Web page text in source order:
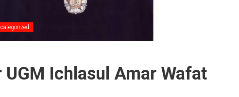
UGM Ichlasul Amar Wafat